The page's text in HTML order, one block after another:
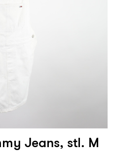
Jeans, stl. M